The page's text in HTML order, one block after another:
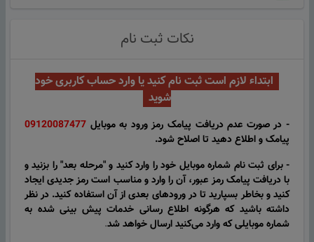
نکات ثبت نام
ابتداء لازم است ثبت نام کنید یا وارد حساب کاربری خود
شوید
- در صورت عدم دریافت پیامک رمز ورود به موبایل 09120087477
پیامک و اطلاع دهید تااصلاح شود.
- برای ثبت نام شماره موبایل خود را وارد کنید و "مرحله بعد" را بزنید و
با دریافت پیامک رمز عبور، آن را وارد و مناسب است رمز جدیدی ایجاد
کنید و بخاطر بسپارید تا در ورودهای بعدی از آن استفاده کنید. در نظر
داشته باشید که هرگونه اطلاع رسانی خدمات پیش بینی شده به
شماره موبایلی که وارد می‌کنید ارسال خواهد شد.